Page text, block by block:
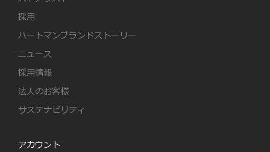
採用
ハートマンブランドストーリー
ニュース
採用情報
法人のお客様
サステナビリティ
アカウント